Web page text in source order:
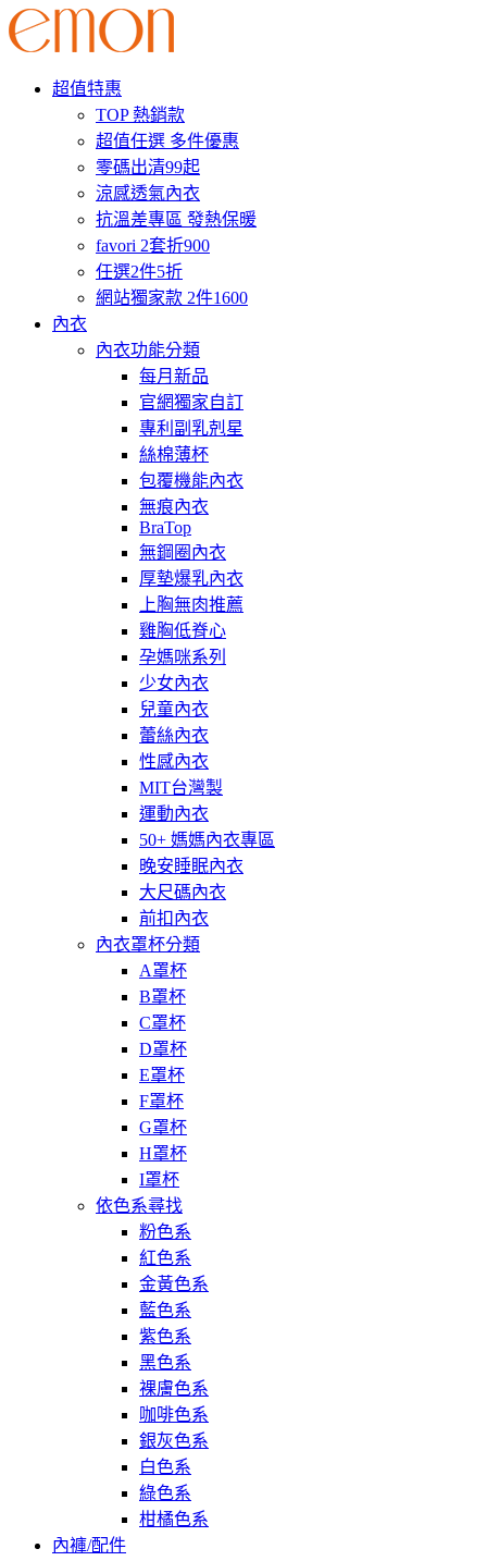
超值特惠
TOP 熱銷款
超值任選 多件優惠
零碼出清99起
涼感透氣內衣
抗溫差專區 發熱保暖
favori 2套折900
任選2件5折
網站獨家款 2件1600
內衣
內衣功能分類
每月新品
官網獨家自訂
專利副乳剋星
絲棉薄杯
包覆機能內衣
無痕內衣
BraTop
無鋼圈內衣
厚墊爆乳內衣
上胸無肉推薦
雞胸低脊心
孕媽咪系列
少女內衣
兒童內衣
蕾絲內衣
性感內衣
MIT台灣製
運動內衣
50+ 媽媽內衣專區
晚安睡眠內衣
大尺碼內衣
前扣內衣
內衣罩杯分類
A罩杯
B罩杯
C罩杯
D罩杯
E罩杯
F罩杯
G罩杯
H罩杯
I罩杯
依色系尋找
粉色系
紅色系
金黃色系
藍色系
紫色系
黑色系
裸膚色系
咖啡色系
銀灰色系
白色系
綠色系
柑橘色系
內褲/配件